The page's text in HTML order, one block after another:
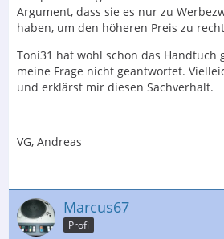
Argument, dass sie es nur zu
haben, um den höheren Preis zu
Toni31 hat wohl schon das Handtuch
meine Frage nicht geantwortet.
und erklärst mir diesen Sachverhalt.
VG, Andreas
Marcus67
Profi